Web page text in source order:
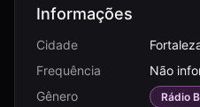
Informações
Cidade
Frequência
Não
Gênero
Rádio